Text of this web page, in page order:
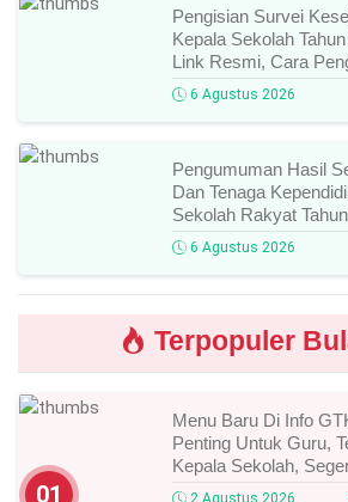
Pengisian Survei
Kepala Sekolah
Link Resmi, Cara
Ketentuan Lengkapnya!
6 Agustus 2026
Pengumuman Hasil
Dan Tenaga
Sekolah Rakyat
Kementerian Sosial
Peserta Yang Lolos!
6 Agustus 2026
Terpopuler
01
Menu Baru Di Info
Penting Untuk Guru,
Kepala Sekolah,
Waktunya!
2 Agustus 2026